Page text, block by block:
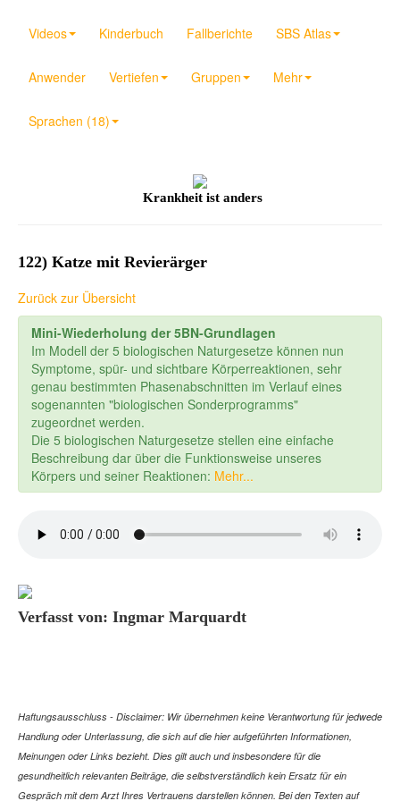
Videos Kinderbuch Fallberichte SBS Atlas
Anwender Vertiefen Gruppen Mehr
Sprachen (18)
Krankheit ist anders
122) Katze mit Revierärger
Zurück zur Übersicht
Mini-Wiederholung der 5BN-Grundlagen
Im Modell der 5 biologischen Naturgesetze können nun
Symptome, spür- und sichtbare Körperreaktionen, sehr
genau bestimmten Phasenabschnitten im Verlauf eines
sogenannten "biologischen Sonderprogramms"
zugeordnet werden.
Die 5 biologischen Naturgesetze stellen eine einfache
Beschreibung dar über die Funktionsweise unseres
Körpers und seiner Reaktionen: Mehr...
Verfasst von: Ingmar Marquardt
Haftungsausschluss - Disclaimer: Wir übernehmen keine Verantwortung für jedwede
Handlung oder Unterlassung, die sich auf die hier aufgeführten Informationen,
Meinungen oder Links bezieht. Dies gilt auch und insbesondere für die
gesundheitlich relevanten Beiträge, die selbstverständlich kein Ersatz für ein
Gespräch mit dem Arzt Ihres Vertrauens darstellen können. Bei den Texten auf